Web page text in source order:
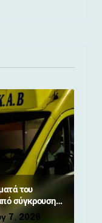
του
σύγκρουση
7, 2026